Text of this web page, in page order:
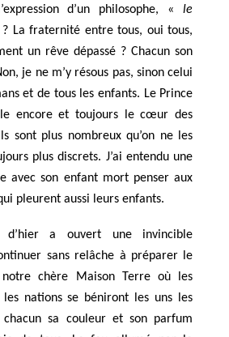
d’un philosophe, «le
? La fraternité entre tous, oui tous,
un rêve dépassé ? Chacun son
je ne m’y résous pas, sinon celui
et de tous les enfants. Le Prince
encore et toujours le cœur des
sont plus nombreux qu’on ne les
plus discrets. J’ai entendu une
avec son enfant mort penser aux
pleurent aussi leurs enfants.
d’hier a ouvert une invincible
sans relâche à préparer le
chère Maison Terre où les
nations se béniront les uns les
chacun sa couleur et son parfum